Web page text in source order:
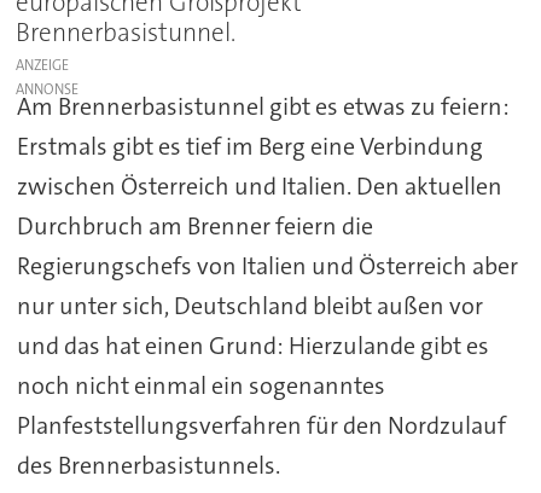
Brennerbasistunnel.
ANZEIGE
Am Brennerbasistunnel gibt es etwas zu feiern:
Erstmals gibt es tief im Berg eine Verbindung
zwischen Österreich und Italien. Den aktuellen
Durchbruch am Brenner feiern die
Regierungschefs von Italien und Österreich aber
nur unter sich, Deutschland bleibt außen vor
und das hat einen Grund: Hierzulande gibt es
noch nicht einmal ein sogenanntes
Planfeststellungsverfahren für den Nordzulauf
des Brennerbasistunnels.